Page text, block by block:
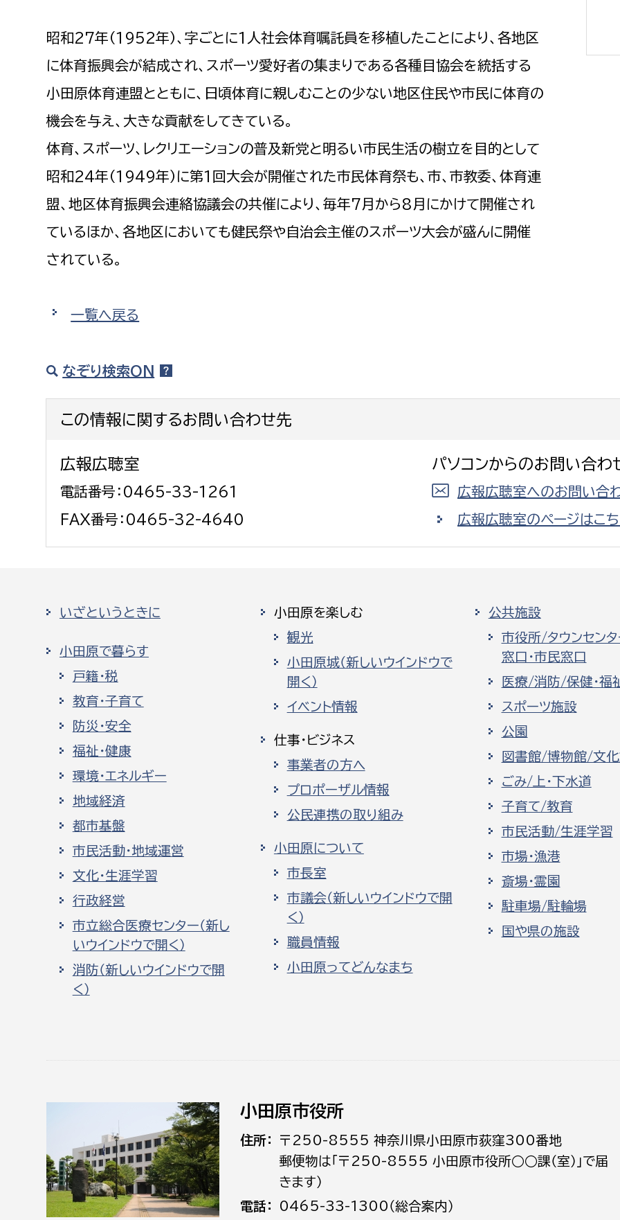
上下水道局
経営総務課
水道整備課
下水道整備課
浄水管理課
教育部
教育指導課
選挙管理委員会事務局
農業委員会事務局 議会局
昭和27年（1952年）、字ごとに1人社会体育嘱託員を移植したことにより、各地区
に体育振興会が結成され、スポーツ愛好者の集まりである各種目協会を統括する
小田原体育連盟とともに、日頃体育に親しむことの少ない地区住民や市民に体育の
機会を与え、大きな貢献をしてきている。
体育、スポーツ、レクリエーションの普及新党と明るい市民生活の樹立を目的として
昭和24年（1949年）に第1回大会が開催された市民体育祭も、市、市教委、体育連
盟、地区体育振興会連絡協議会の共催により、毎年7月から8月にかけて開催され
ているほか、各地区においても健民祭や自治会主催のスポーツ大会が盛んに開催
されている。
一覧へ戻る
なぞり検索ON
この情報に関するお問い合わせ先
広報広聴室
電話番号：0465-33-1261
FAX番号：0465-32-4640
パソコンからのお問い合わ
広報広聴室へのお問い合
広報広聴室のページはこち
いざというときに
小田原で暮らす
戸籍・税
教育・子育て
防災・安全
福祉・健康
環境・エネルギー
地域経済
都市基盤
市民活動・地域運営
文化・生涯学習
行政経営
市立総合医療センター（新し
いウインドウで開く）
消防（新しいウインドウで開
く）
小田原を楽しむ
観光
小田原城（新しいウインドウで
開く）
イベント情報
仕事・ビジネス
事業者の方へ
プロポーザル情報
公民連携の取り組み
小田原について
市長室
市議会（新しいウインドウで開
く）
職員情報
小田原ってどんなまち
公共施設
市役所/タウンセン
窓口・市民窓口
医療/消防/保健・福
スポーツ施設
公園
図書館/博物館/文
ごみ/上・下水道
子育て/教育
市民活動/生涯学習
市場・漁港
斎場・霊園
駐車場/駐輪場
国や県の施設
小田原市役所
住所
〒250-8555 神奈川県小田原市荻窪300番地
郵便物は「〒250-8555 小田原市役所○○課（室）」で届
きます）
電話
0465-33-1300（総合案内）